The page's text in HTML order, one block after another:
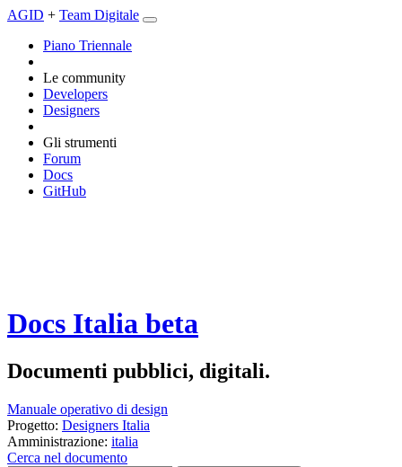
AGID + Team Digitale
Piano Triennale
Le community
Developers
Designers
Gli strumenti
Forum
Docs
GitHub
Docs Italia beta
Documenti pubblici, digitali.
Manuale operativo di design
Progetto: Designers Italia
Amministrazione: italia
Cerca nel documento